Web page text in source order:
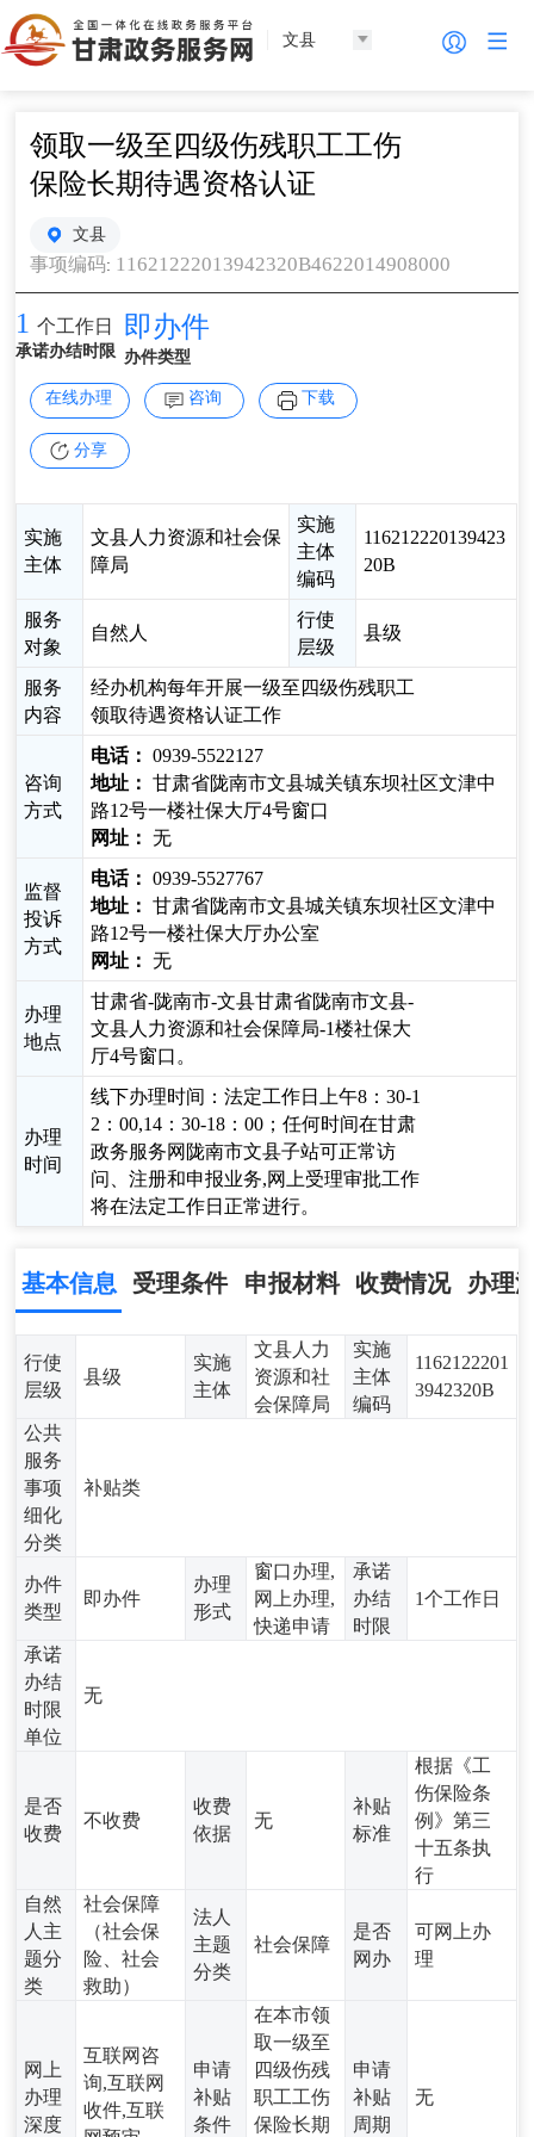
文县
领取一级至四级伤残职工工伤
保险长期待遇资格认证
文县
事项编码: 11621222013942320B4622014908000
1 个工作日
承诺办结时限
即办件
办件类型
在线办理 咨询 下载
分享
实施
主体
文县人力资源和社会保
障局
实施
主体
编码
116212220139423
20B
服务
对象
自然人
行使
层级
县级
服务
内容
经办机构每年开展一级至四级伤残职工
领取待遇资格认证工作
咨询
方式
电话： 0939-5522127
地址： 甘肃省陇南市文县城关镇东坝社区文津中
路12号一楼社保大厅4号窗口
网址： 无
监督
投诉
方式
电话： 0939-5527767
地址： 甘肃省陇南市文县城关镇东坝社区文津中
路12号一楼社保大厅办公室
网址： 无
办理
地点
甘肃省-陇南市-文县甘肃省陇南市文县-
文县人力资源和社会保障局-1楼社保大
厅4号窗口。
办理
时间
线下办理时间：法定工作日上午8：30-1
2：00,14：30-18：00；任何时间在甘肃
政务服务网陇南市文县子站可正常访
问、注册和申报业务,网上受理审批工作
将在法定工作日正常进行。
基本信息 受理条件 申报材料 收费情况 办理
行使
层级
县级
实施
主体
文县人力
资源和社
会保障局
实施
主体
编码
1162122201
3942320B
公共
服务
事项
细化
分类
补贴类
办件
类型
即办件
办理
形式
窗口办理,
网上办理,
快递申请
承诺
办结
时限
1个工作日
承诺
办结
时限
单位
无
是否
收费
不收费
收费
依据
无
补贴
标准
根据《工
伤保险条
例》第三
十五条执
行
自然
人主
题分
类
社会保障
（社会保
险、社会
救助）
法人
主题
分类
社会保障
是否
网办
可网上办
理
网上
办理
深度
互联网咨
询,互联网
收件,互联
申请
补贴
条件
在本市领
取一级至
四级伤残
职工工伤
保险长期
申请
补贴
周期
无